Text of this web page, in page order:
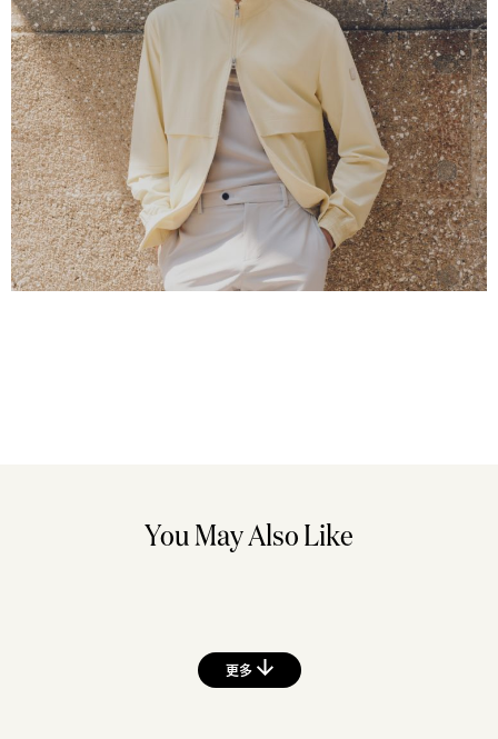
You May Also Like
更多